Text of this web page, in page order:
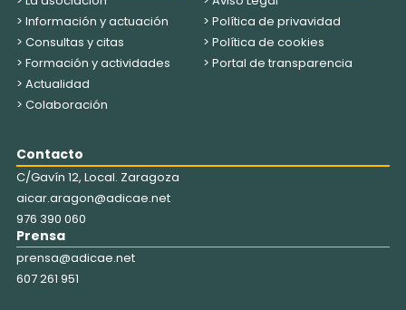
> Información y actuación
> Consultas y citas
> Formación y actividades
> Actualidad
> Colaboración
> Política de privavidad
> Política de cookies
> Portal de transparencia
Contacto
C/Gavín 12, Local. Zaragoza
aicar.aragon@adicae.net
976 390 060
Prensa
prensa@adicae.net
607 261 951